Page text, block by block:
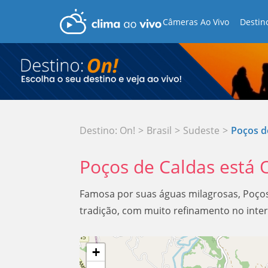
Câmeras Ao Vivo
Destino: On! > Brasil > Sudeste > Poços
Poços de Caldas está
Famosa por suas águas milagrosas,
tradição, com muito refinamento no
+